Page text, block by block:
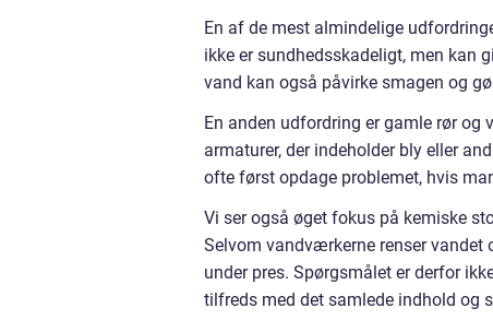
En af de mest almindelige
ikke er sundhedsskadeligt, men kan
vand kan også påvirke smagen og
En anden udfordring er gamle rør
armaturer, der indeholder bly eller
ofte først opdage problemet, hvis
Vi ser også øget fokus på kemiske
Selvom vandværkerne renser vandet
under pres. Spørgsmålet er derfor
tilfreds med det samlede indhold og